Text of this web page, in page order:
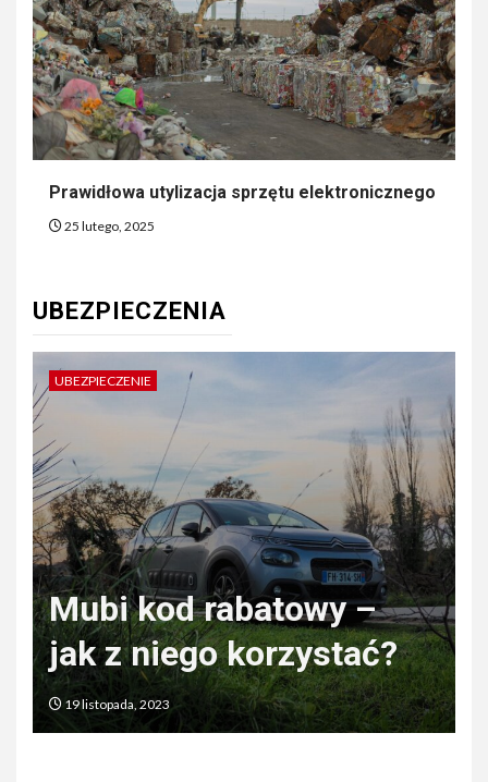
Prawidłowa utylizacja sprzętu elektronicznego
25 lutego, 2025
UBEZPIECZENIA
UBEZPIECZENIE
Czym odszkodowanie
różni się od
zadośćuczynienia?
3 czerwca, 2022